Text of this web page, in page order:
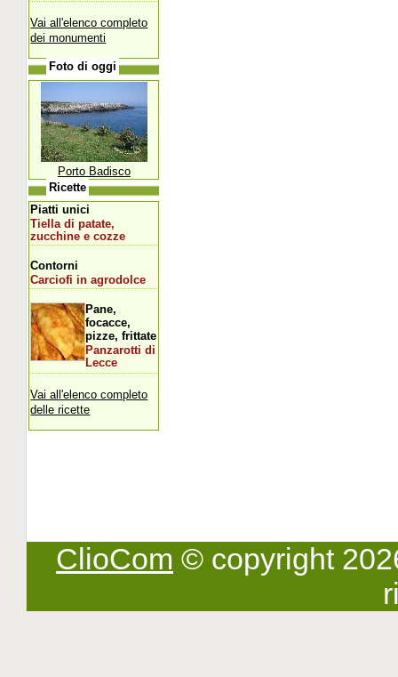
Vai all'elenco completo
dei monumenti
Foto di oggi
Porto Badisco
Ricette
Piatti unici
Tiella di patate,
zucchine e cozze
Contorni
Carciofi in agrodolce
Pane,
focacce,
pizze, frittate
Panzarotti di
Lecce
Vai all'elenco completo
delle ricette
ClioCom © copyright